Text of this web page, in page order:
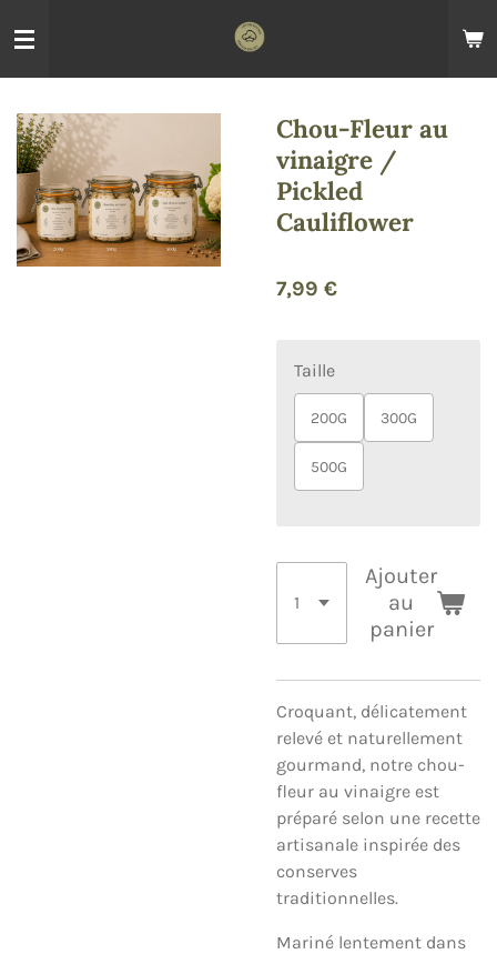
au
contenu
Chou-Fleur au
vinaigre /
Pickled
Cauliflower
7,99 €
Taille
200G 300G
500G
Ajouter
au
panier
Croquant, délicatement
relevé et naturellement
gourmand, notre chou-
fleur au vinaigre est
préparé selon une recette
artisanale inspirée des
conserves
traditionnelles.
Mariné lentement dans